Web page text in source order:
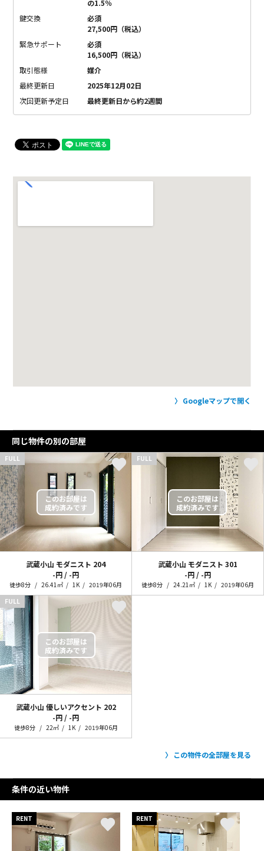
の1.5％
鍵交換
必須
27,500円（税込）
緊急サポート
必須
16,500円（税込）
取引態様
媒介
最終更新日
2025年12月02日
次回更新予定日
最終更新日から約2週間
Googleマップで開く
同じ物件の別の部屋
FULL
武蔵小山 モダニスト 204
-円 / -円
徒歩8分 26.41㎡ 1K 2019年06月
FULL
武蔵小山 モダニスト 301
-円 / -円
徒歩8分 24.21㎡ 1K
2019年06月
FULL
武蔵小山 優しいアクセント 202
-円 / -円
徒歩8分 22㎡ 1K 2019年06月
この物件の全部屋を見る
条件の近い物件
RENT RENT